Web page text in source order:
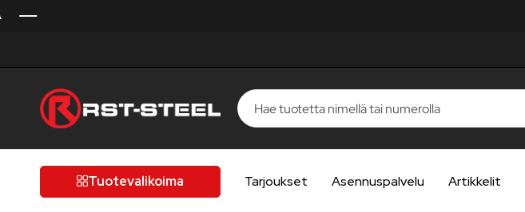
laatutietoiselle
autoilijalleTuotevalikoima Tarjoukset Asennuspalvelu Artikkelit